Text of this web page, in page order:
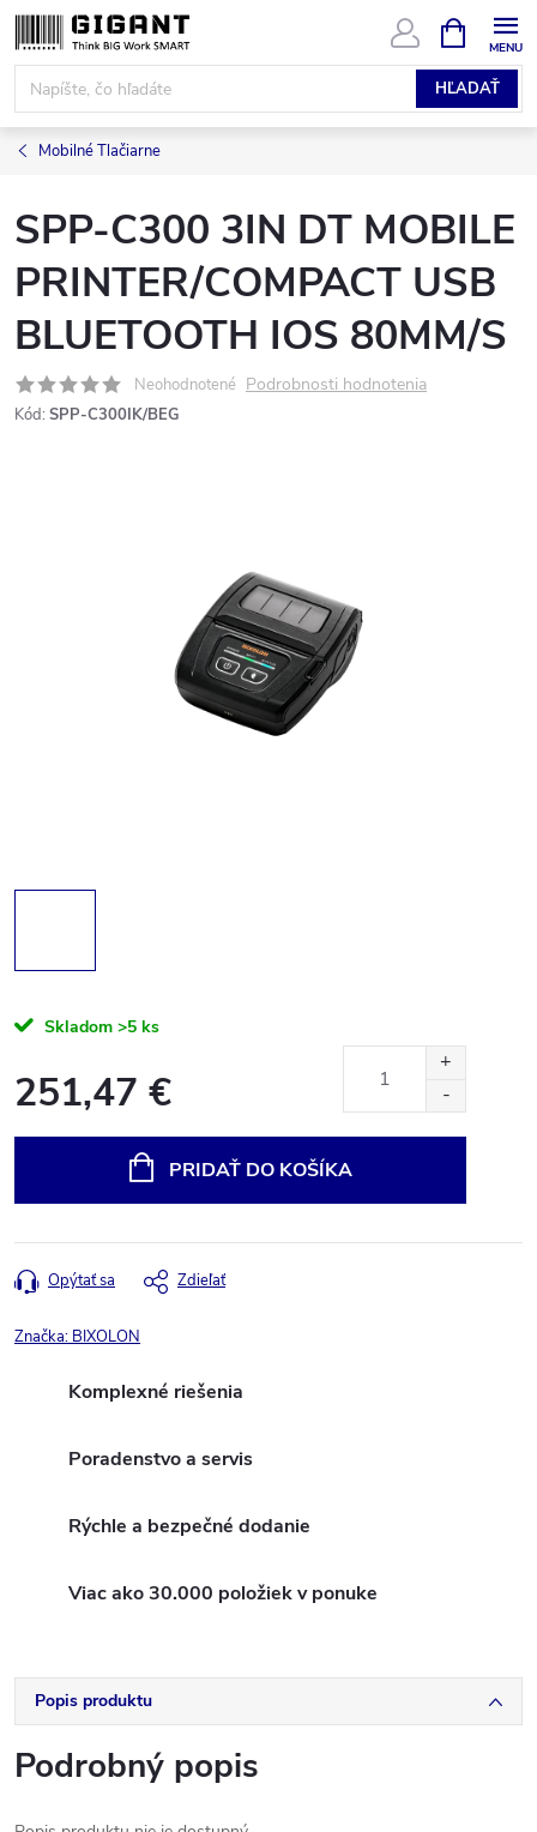
Prejsť
na
obsah
HĽADAŤ
KOŠÍK
Mobilné Tlačiarne
SPP-C300 3IN DT MOBILE
PRINTER/COMPACT USB
BLUETOOTH IOS 80MM/S
Neohodnotené Podrobnosti hodnotenia
Kód: SPP-C300IK/BEG
Skladom >5 ks
251,47 €
PRIDAŤ DO KOŠÍKA
Opýtať sa Zdieľať
Značka: BIXOLON
Komplexné riešenia
Poradenstvo a servis
Rýchle a bezpečné dodanie
Viac ako 30.000 položiek v ponuke
Popis produktu
Podrobný popis